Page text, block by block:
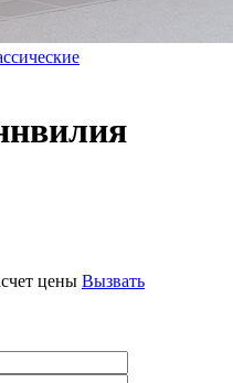
цены Вызвать